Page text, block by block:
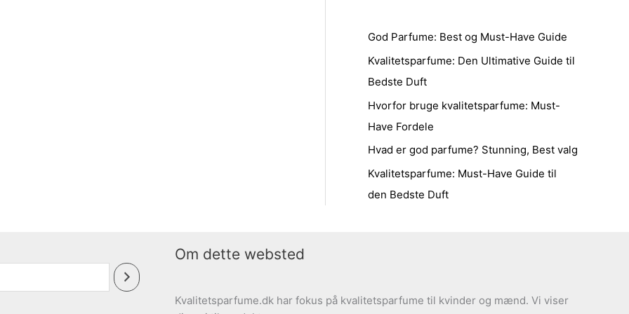
God Parfume: Best og Must-Have Guide
Kvalitetsparfume: Den Ultimative Guide til
Bedste Duft
Hvorfor bruge kvalitetsparfume: Must-
Have Fordele
Hvad er god parfume? Stunning, Best valg
Kvalitetsparfume: Must-Have Guide til
den Bedste Duft
Om dette websted
Kvalitetsparfume.dk har fokus på kvalitetsparfume til kvinder og mænd. Vi viser